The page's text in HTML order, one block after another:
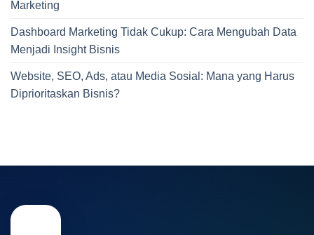
Marketing
Dashboard Marketing Tidak Cukup: Cara Mengubah Data
Menjadi Insight Bisnis
Website, SEO, Ads, atau Media Sosial: Mana yang Harus
Diprioritaskan Bisnis?